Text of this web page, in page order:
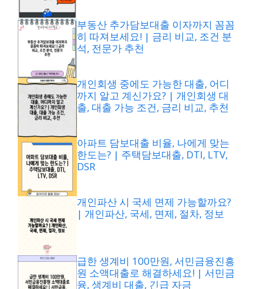
부동산 추가담보대출 이자까지 꼼꼼
히 따져보세요! | 금리 비교, 조건 분
석, 전문가 추천
개인회생 중에도 가능한 대출, 어디
까지 알고 계신가요? | 개인회생 대
출, 대출 가능 조건, 금리 비교, 추천
아파트 담보대출 비율, 나에게 맞는
한도는? | 주택담보대출, DTI, LTV,
DSR
개인파산 시 국세 면제 가능할까요?
| 개인파산, 국세, 면제, 절차, 정보
급한 생계비 100만원, 서민금융진흥
원 소액대출로 해결하세요! | 서민금
융, 생계비 대출, 긴급 자금